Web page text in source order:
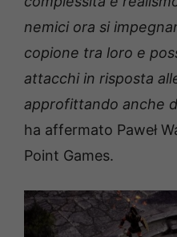
nemici ora si
copione tra loro e
attacchi in risposta
approfittando anche
ha affermato Paweł
Point Games.